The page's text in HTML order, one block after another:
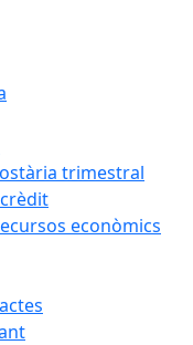
trimestral
econòmics